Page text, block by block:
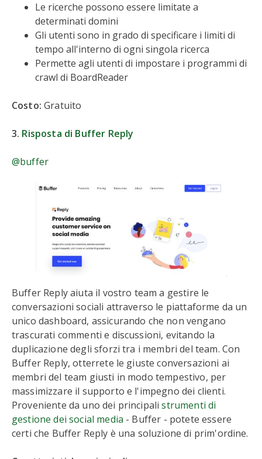
Le ricerche possono essere limitate a
determinati domini
Gli utenti sono in grado di specificare i limiti di
tempo all'interno di ogni singola ricerca
Permette agli utenti di impostare i programmi di
crawl di BoardReader
Costo:Gratuito
3. Risposta di Buffer Reply
@buffer
Buffer Reply aiuta il vostro team a gestire le
conversazioni sociali attraverso le piattaforme da un
unico dashboard, assicurando che non vengano
trascurati commenti e discussioni, evitando la
duplicazione degli sforzi tra i membri del team. Con
Buffer Reply, otterrete le giuste conversazioni ai
membri del team giusti in modo tempestivo, per
massimizzare il supporto e l'impegno dei clienti.
Proveniente da uno dei principalistrumenti di
gestione dei social media - Buffer - potete essere
certi che Buffer Reply è una soluzione di prim'ordine.